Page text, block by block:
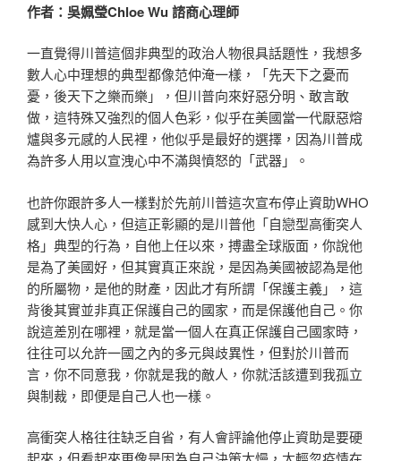
作者：吳姵瑩Chloe Wu 諮商心理師
一直覺得川普這個非典型的政治人物很具話題性，我想多
數人心中理想的典型都像范仲淹一樣，「先天下之憂而
憂，後天下之樂而樂」，但川普向來好惡分明、敢言敢
做，這特殊又強烈的個人色彩，似乎在美國當一代厭惡熔
爐與多元感的人民裡，他似乎是最好的選擇，因為川普成
為許多人用以宣洩心中不滿與憤怒的「武器」。
也許你跟許多人一樣對於先前川普這次宣布停止資助WHO
感到大快人心，但這正彰顯的是川普他「自戀型高衝突人
格」典型的行為，自他上任以來，搏盡全球版面，你說他
是為了美國好，但其實真正來說，是因為美國被認為是他
的所屬物，是他的財產，因此才有所謂「保護主義」，這
背後其實並非真正保護自己的國家，而是保護他自己。你
說這差別在哪裡，就是當一個人在真正保護自己國家時，
往往可以允許一國之內的多元與歧異性，但對於川普而
言，你不同意我，你就是我的敵人，你就活該遭到我孤立
與制裁，即便是自己人也一樣。
高衝突人格往往缺乏自省，有人會評論他停止資助是要硬